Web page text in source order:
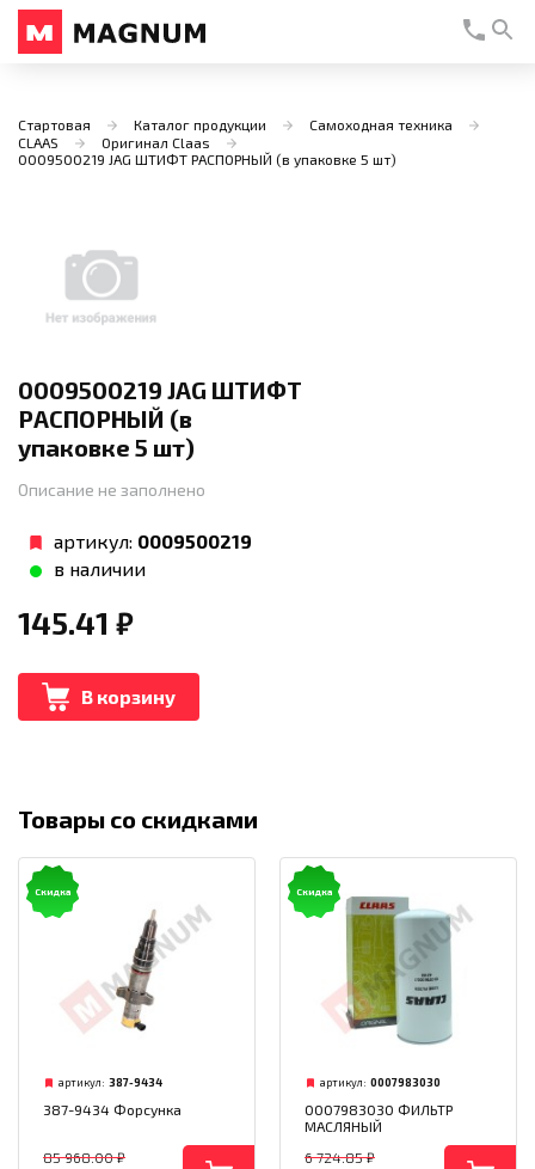
Стартовая Каталог продукции
Самоходная техника
CLAAS
Оригинал Claas
0009500219 JAG ШТИФТ РАСПОРНЫЙ (в упаковке 5 шт)
0009500219 JAG ШТИФТ
РАСПОРНЫЙ (в
упаковке 5 шт)
Описание не заполнено
артикул: 0009500219
в наличии
145.41 ₽
В корзину
Товары со скидками
Скидка
артикул: 387-9434
387-9434 Форсунка
85 968.00 ₽
Скидка
артикул: 0007983030
0007983030 ФИЛЬТР
МАСЛЯНЫЙ
6 724.85 ₽